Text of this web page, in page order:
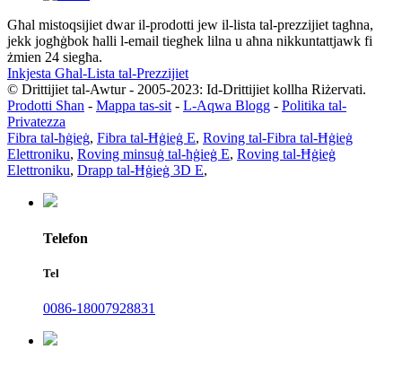
Għal mistoqsijiet dwar il-prodotti jew il-lista tal-prezzijiet tagħna,
jekk jogħġbok ħalli l-email tiegħek lilna u aħna nikkuntattjawk fi
żmien 24 siegħa.
Inkjesta Għal-Lista tal-Prezzijiet
© Drittijiet tal-Awtur - 2005-2023: Id-Drittijiet kollha Riżervati.
Prodotti Sħan - Mappa tas-sit- L-Aqwa Blogg - Politika tal-
Privatezza
Fibra tal-ħġieġ, Fibra tal-Ħġieġ E, Roving tal-Fibra tal-Ħġieġ
Elettroniku, Roving minsuġ tal-ħġieġ E, Roving tal-Ħġieġ
Elettroniku, Drapp tal-Ħġieġ 3D E,
Telefon
Tel
0086-18007928831